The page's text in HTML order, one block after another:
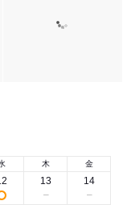
木
13
金
14